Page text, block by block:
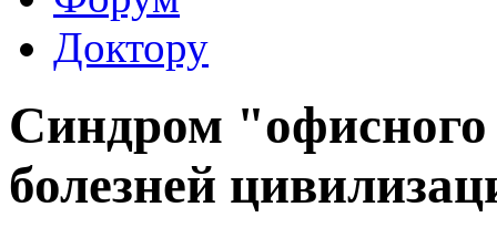
Доктору
Синдром
болезней